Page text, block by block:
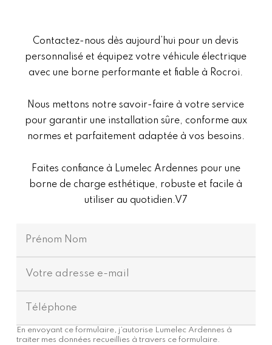
Contactez-nous dès aujourd’hui pour un devis
personnalisé et équipez votre véhicule électrique
avec une borne performante et fiable à Rocroi.
Nous mettons notre savoir-faire à votre service
pour garantir une installation sûre, conforme aux
normes et parfaitement adaptée à vos besoins.
Faites confiance à Lumelec Ardennes pour une
borne de charge esthétique, robuste et facile à
utiliser au quotidien.V7
En envoyant ce formulaire, j’autorise Lumelec Ardennes à
traiter mes données recueillies à travers ce formulaire.